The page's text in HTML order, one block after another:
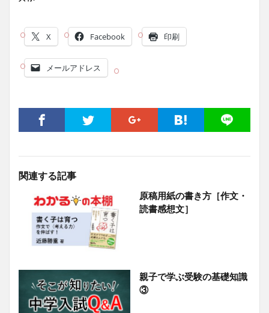
X Facebook 印刷
メールアドレス
関連する記事
原稿用紙の書き方［作文・
読書感想文］
親子で学ぶ受験の基礎知識
③